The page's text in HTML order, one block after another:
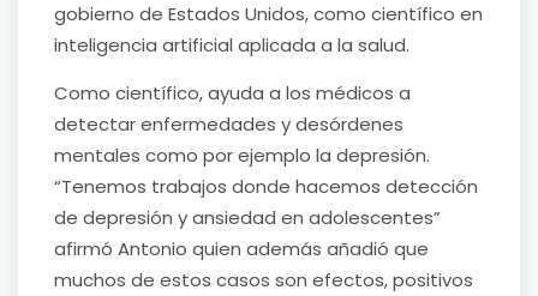
gobierno de Estados Unidos, como científico en
inteligencia artificial aplicada a la salud.
Como científico, ayuda a los médicos a
detectar enfermedades y desórdenes
mentales como por ejemplo la depresión.
“Tenemos trabajos donde hacemos detección
de depresión y ansiedad en adolescentes”
afirmó Antonio quien además añadió que
muchos de estos casos son efectos, positivos